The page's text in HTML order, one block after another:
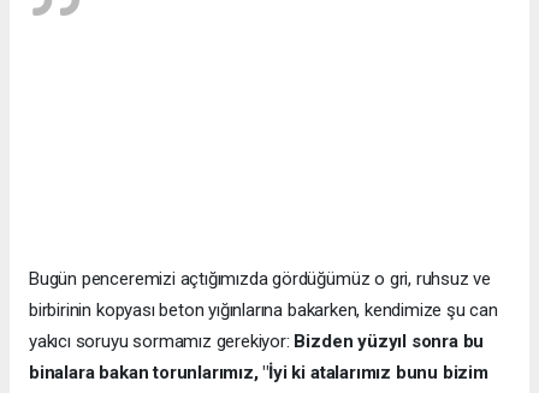
Bugün penceremizi açtığımızda gördüğümüz o gri, ruhsuz ve
birbirinin kopyası beton yığınlarına bakarken, kendimize şu can
yakıcı soruyu sormamız gerekiyor: Bizden yüzyıl sonra bu
binalara bakan torunlarımız, "İyi ki atalarımız bunu bizim